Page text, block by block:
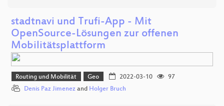
stadtnavi und Trufi-App - Mit
OpenSource-Lösungen zur offenen
Mobilitätsplattform
Routing und Mobilität Geo 2022-03-10
97
Denis Paz Jimenez and Holger Bruch